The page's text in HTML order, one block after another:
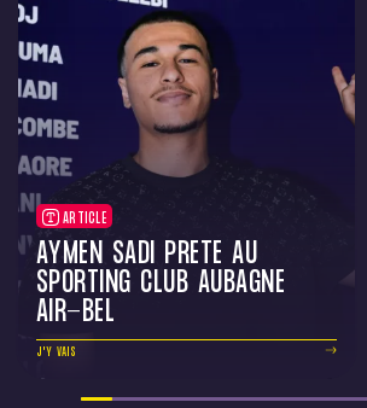
ARTICLE
AYMEN SADI PRÊTÉ AU
SPORTING CLUB AUBAGNE
AIR-BEL
J'Y VAIS